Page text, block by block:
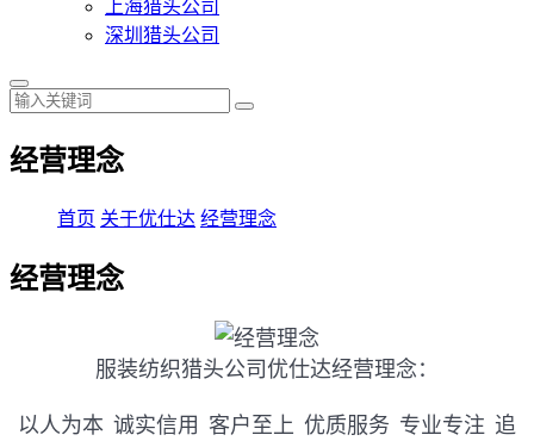
上海猎头公司
深圳猎头公司
经营理念
首页 关于优仕达 经营理念
经营理念
服装纺织猎头公司优仕达经营理念：
以人为本 诚实信用 客户至上 优质服务 专业专注 追